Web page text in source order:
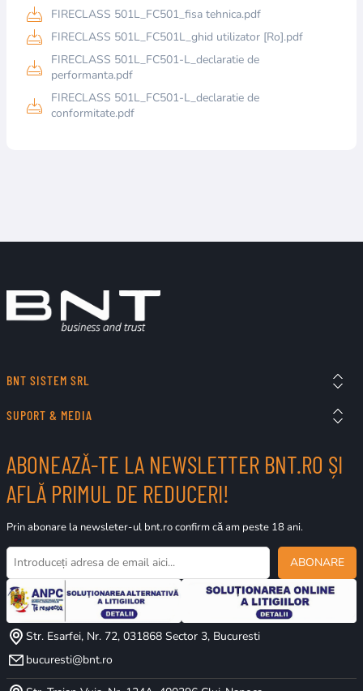
FIRECLASS 501L_FC501_fisa tehnica.pdf
FIRECLASS 501L_FC501L_ghid utilizator [Ro].pdf
FIRECLASS 501L_FC501-L_declaratie de
performanta.pdf
FIRECLASS 501L_FC501-L_declaratie de
conformitate.pdf
BNT SISTEM SRL
SUPORT & MEDIA
ABONEAZĂ-TE LA NEWSLETTER BNT.RO ȘI
AFLĂ PRIMUL DE REDUCERI!
Prin abonare la newsleter-ul bnt.ro confirm că am peste 18 ani.
ABONARE
Str. Esarfei, Nr. 72, 031868 Sector 3, Bucuresti
bucuresti@bnt.ro